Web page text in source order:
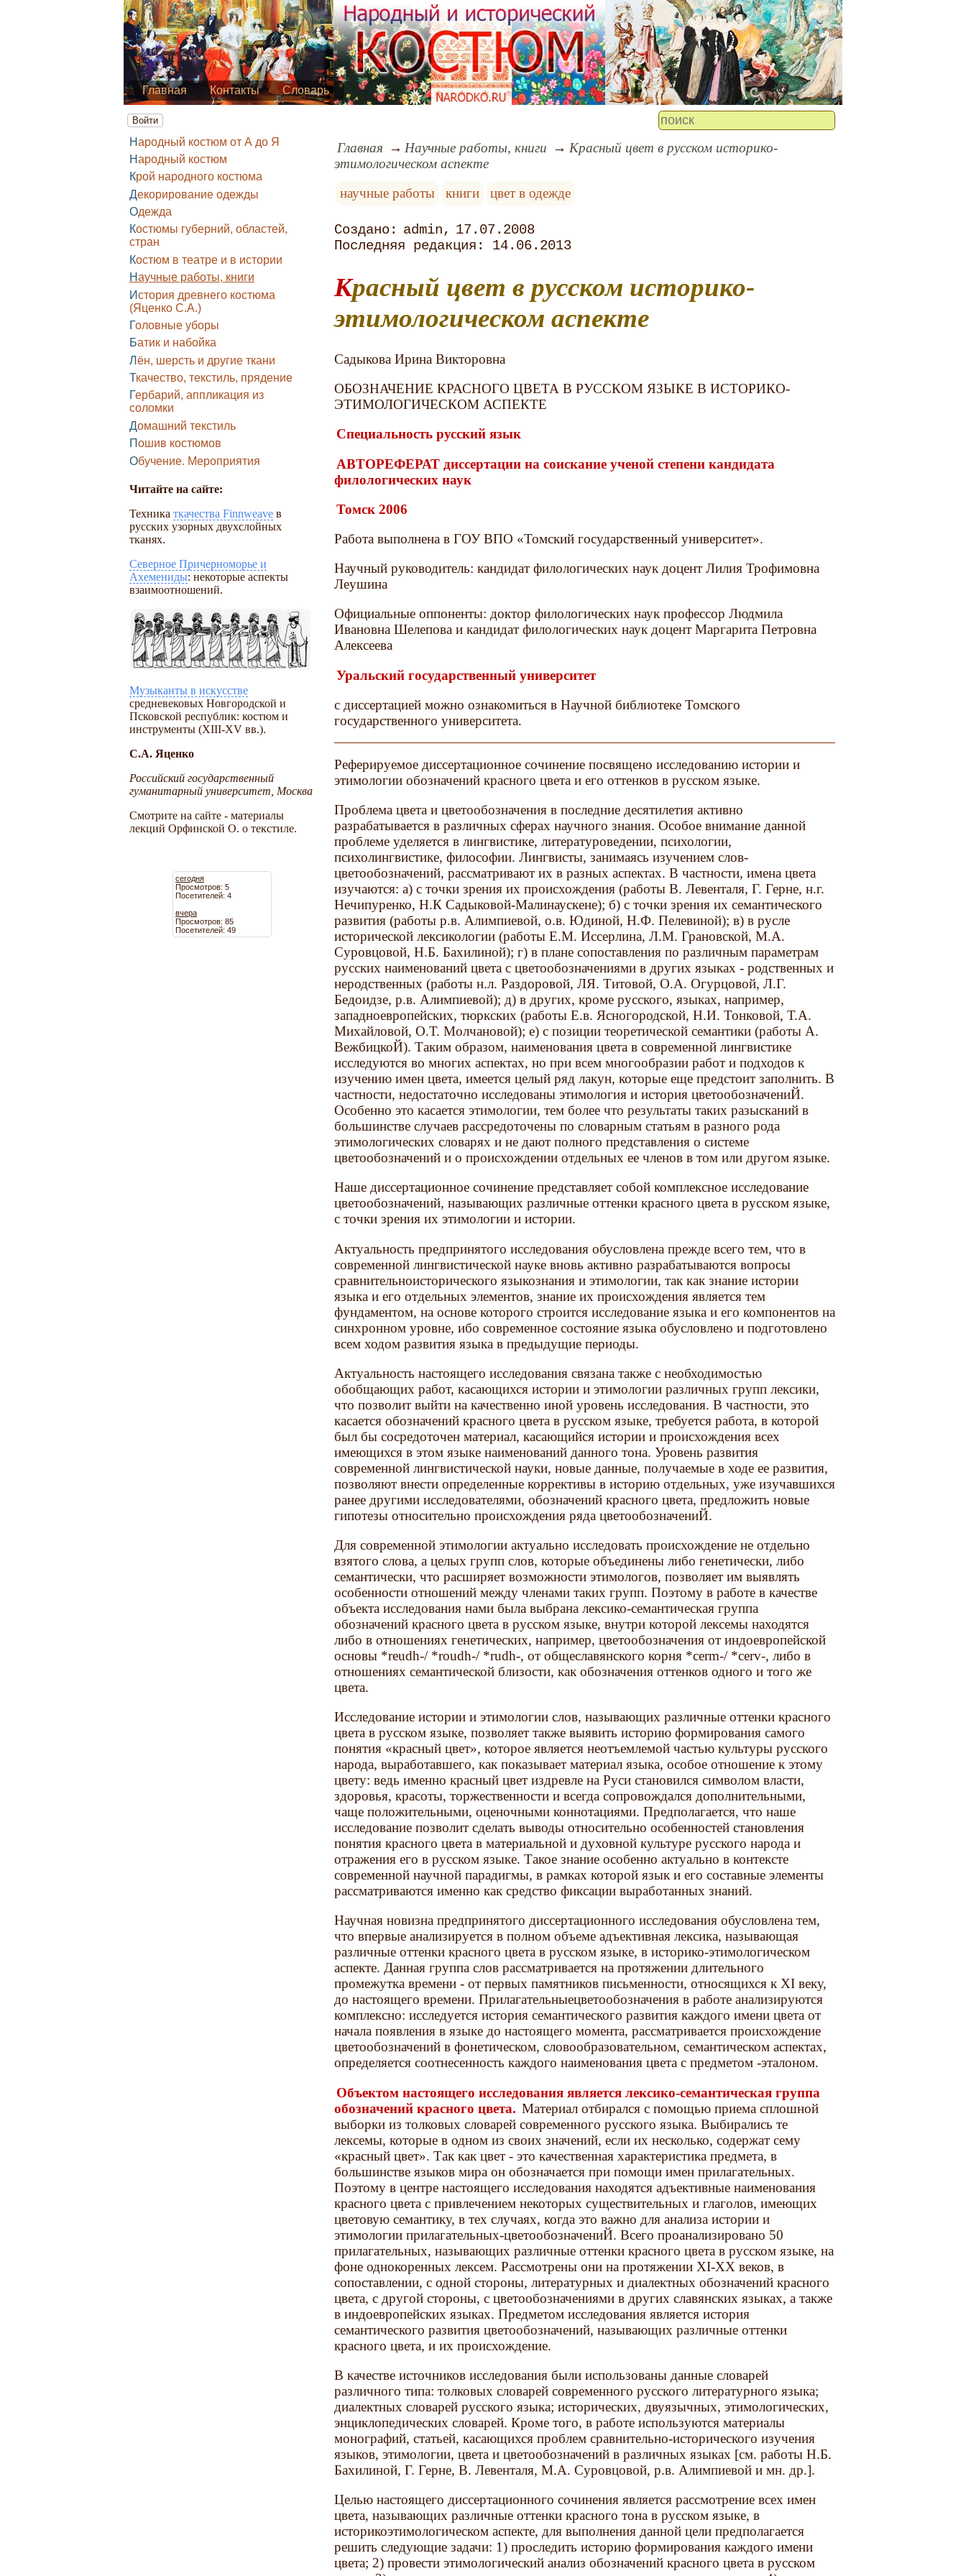
Главная Контакты Словарь
Войти
Народный костюм от А до Я
Народный костюм
Крой народного костюма
Декорирование одежды
Одежда
Костюмы губерний, областей,
стран
Костюм в театре и в истории
Научные работы, книги
История древнего костюма
(Яценко С.А.)
Головные уборы
Батик и набойка
Лён, шерсть и другие ткани
Ткачество, текстиль, прядение
Гербарий, аппликация из
соломки
Домашний текстиль
Пошив костюмов
Обучение. Мероприятия
Читайте на сайте:
Техника ткачества Finnweave в
русских узорных двухслойных
тканях.
Северное Причерноморье и
Ахемениды: некоторые аспекты
взаимоотношений.
Музыканты в искусстве
средневековых Новгородской и
Псковской республик: костюм и
инструменты (XIII-XV вв.).
С.А. Яценко
Российский государственный
гуманитарный университет, Москва
Смотрите на сайте - материалы
лекций Орфинской О. о текстиле.
сегодня
Просмотров: 5
Посетителей: 4
вчера
Просмотров: 85
Посетителей: 49
Главная Научные работы, книги
Красный цвет в русском историко-
этимологическом аспекте
научные работы
книги цвет в одежде
admin
17.07.2008
14.06.2013
Красный цвет в русском историко-
этимологическом аспекте
Садыкова Ирина Викторовна
ОБОЗНАЧЕНИЕ КРАСНОГО ЦВЕТА В РУССКОМ ЯЗЫКЕ В ИСТОРИКО-
ЭТИМОЛОГИЧЕСКОМ АСПЕКТЕ
Специальность русский язык
АВТОРЕФЕРАТ диссертации на соискание ученой степени кандидата
филологических наук
Томск 2006
Работа выполнена в ГОУ ВПО «Томский государственный университет».
Научный руководитель: кандидат филологических наук доцент Лилия Трофимовна
Леушина
Официальные оппоненты: доктор филологических наук профессор Людмила
Ивановна Шелепова и кандидат филологических наук доцент Маргарита Петровна
Алексеева
Уральский государственный университет
с диссертацией можно ознакомиться в Научной библиотеке Томского
государственного университета.
Реферируемое диссертационное сочинение посвящено исследованию истории и
этимологии обозначений красного цвета и его оттенков в русском языке.
Проблема цвета и цветообозначения в последние десятилетия активно
разрабатывается в различных сферах научного знания. Особое внимание данной
проблеме уделяется в лингвистике, литературоведении, психологии,
психолингвистике, философии. Лингвисты, занимаясь изучением слов-
цветообозначений, рассматривают их в разных аспектах. В частности, имена цвета
изучаются: а) с точки зрения их происхождения (работы В. Левенталя, Г. Герне, н.г.
Нечипуренко, Н.К Садыковой-Малинаускене); б) с точки зрения их семантического
развития (работы р.в. Алимпиевой, о.в. Юдиной, Н.Ф. Пелевиной); в) в русле
исторической лексикологии (работы Е.М. Иссерлина, Л.М. Грановской, М.А.
Суровцовой, Н.Б. Бахилиной); г) в плане сопоставления по различным параметрам
русских наименований цвета с цветообозначениями в других языках - родственных и
неродственных (работы н.л. Раздоровой, ЛЯ. Титовой, О.А. Огурцовой, Л.Г.
Бедоидзе, р.в. Алимпиевой); д) в других, кроме русского, языках, например,
западноевропейских, тюркских (работы Е.в. Ясногородской, Н.И. Тонковой, Т.А.
Михайловой, О.Т. Молчановой); е) с позиции теоретической семантики (работы А.
ВежбицкоЙ). Таким образом, наименования цвета в современной лингвистике
исследуются во многих аспектах, но при всем многообразии работ и подходов к
изучению имен цвета, имеется целый ряд лакун, которые еще предстоит заполнить. В
частности, недостаточно исследованы этимология и история цветообозначениЙ.
Особенно это касается этимологии, тем более что результаты таких разысканий в
большинстве случаев рассредоточены по словарным статьям в разного рода
этимологических словарях и не дают полного представления о системе
цветообозначений и о происхождении отдельных ее членов в том или другом языке.
Наше диссертационное сочинение представляет собой комплексное исследование
цветообозначений, называющих различные оттенки красного цвета в русском языке,
с точки зрения их этимологии и истории.
Актуальность предпринятого исследования обусловлена прежде всего тем, что в
современной лингвистической науке вновь активно разрабатываются вопросы
сравнительноисторического языкознания и этимологии, так как знание истории
языка и его отдельных элементов, знание их происхождения является тем
фундаментом, на основе которого строится исследование языка и его компонентов на
синхронном уровне, ибо современное состояние языка обусловлено и подготовлено
всем ходом развития языка в предыдущие периоды.
Актуальность настоящего исследования связана также с необходимостью
обобщающих работ, касающихся истории и этимологии различных групп лексики,
что позволит выйти на качественно иной уровень исследования. В частности, это
касается обозначений красного цвета в русском языке, требуется работа, в которой
был бы сосредоточен материал, касающийся истории и происхождения всех
имеющихся в этом языке наименований данного тона. Уровень развития
современной лингвистической науки, новые данные, получаемые в ходе ее развития,
позволяют внести определенные коррективы в историю отдельных, уже изучавшихся
ранее другими исследователями, обозначений красного цвета, предложить новые
гипотезы относительно происхождения ряда цветообозначениЙ.
Для современной этимологии актуально исследовать происхождение не отдельно
взятого слова, а целых групп слов, которые объединены либо генетически, либо
семантически, что расширяет возможности этимологов, позволяет им выявлять
особенности отношений между членами таких групп. Поэтому в работе в качестве
объекта исследования нами была выбрана лексико-семантическая группа
обозначений красного цвета в русском языке, внутри которой лексемы находятся
либо в отношениях генетических, например, цветообозначения от индоевропейской
основы *reudh-/ *roudh-/ *rudh-, от общеславянского корня *cerm-/ *cerv-, либо в
отношениях семантической близости, как обозначения оттенков одного и того же
цвета.
Исследование истории и этимологии слов, называющих различные оттенки красного
цвета в русском языке, позволяет также выявить историю формирования самого
понятия «красный цвет», которое является неотъемлемой частью культуры русского
народа, выработавшего, как показывает материал языка, особое отношение к этому
цвету: ведь именно красный цвет издревле на Руси становился символом власти,
здоровья, красоты, торжественности и всегда сопровождался дополнительными,
чаще положительными, оценочными коннотациями. Предполагается, что наше
исследование позволит сделать выводы относительно особенностей становления
понятия красного цвета в материальной и духовной культуре русского народа и
отражения его в русском языке. Такое знание особенно актуально в контексте
современной научной парадигмы, в рамках которой язык и его составные элементы
рассматриваются именно как средство фиксации выработанных знаний.
Научная новизна предпринятого диссертационного исследования обусловлена тем,
что впервые анализируется в полном объеме адъективная лексика, называющая
различные оттенки красного цвета в русском языке, в историко-этимологическом
аспекте. Данная группа слов рассматривается на протяжении длительного
промежутка времени - от первых памятников письменности, относящихся к ХI веку,
до настоящего времени. Прилагательныецветообозначения в работе анализируются
комплексно: исследуется история семантического развития каждого имени цвета от
начала появления в языке до настоящего момента, рассматривается происхождение
цветообозначений в фонетическом, словообразовательном, семантическом аспектах,
определяется соотнесенность каждого наименования цвета с предметом -эталоном.
Объектом настоящего исследования является лексико-семантическая группа
обозначений красного цвета. Материал отбирался с помощью приема сплошной
выборки из толковых словарей современного русского языка. Выбирались те
лексемы, которые в одном из своих значений, если их несколько, содержат сему
«красный цвет». Так как цвет - это качественная характеристика предмета, в
большинстве языков мира он обозначается при помощи имен прилагательных.
Поэтому в центре настоящего исследования находятся адъективные наименования
красного цвета с привлечением некоторых существительных и глаголов, имеющих
цветовую семантику, в тех случаях, когда это важно для анализа истории и
этимологии прилагательных-цветообозначениЙ. Всего проанализировано 50
прилагательных, называющих различные оттенки красного цвета в русском языке, на
фоне однокоренных лексем. Рассмотрены они на протяжении XI-XX веков, в
сопоставлении, с одной стороны, литературных и диалектных обозначений красного
цвета, с другой стороны, с цветообозначениями в других славянских языках, а также
в индоевропейских языках. Предметом исследования является история
семантического развития цветообозначений, называющих различные оттенки
красного цвета, и их происхождение.
В качестве источников исследования были использованы данные словарей
различного типа: толковых словарей современного русского литературного языка;
диалектных словарей русского языка; исторических, двуязычных, этимологических,
энциклопедических словарей. Кроме того, в работе используются материалы
монографий, статьей, касающихся проблем сравнительно-исторического изучения
языков, этимологии, цвета и цветообозначений в различных языках [см. работы Н.Б.
Бахилиной, Г. Герне, В. Левенталя, М.А. Суровцовой, р.в. Алимпиевой и мн. др.].
Целью настоящего диссертационного сочинения является рассмотрение всех имен
цвета, называющих различные оттенки красного тона в русском языке, в
историкоэтимологическом аспекте, для выполнения данной цели предполагается
решить следующие задачи: 1) проследить историю формирования каждого имени
цвета; 2) провести этимологический анализ обозначений красного цвета в русском